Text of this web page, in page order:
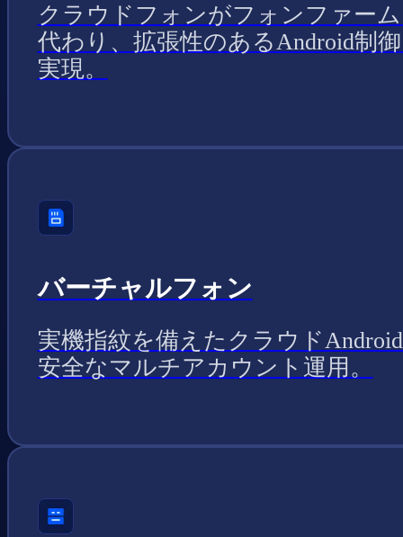
クラウドフォンがフォンファー
代わり、拡張性のあるAndroid制
実現。
バーチャルフォン
実機指紋を備えたクラウド
安全なマルチアカウント運用。